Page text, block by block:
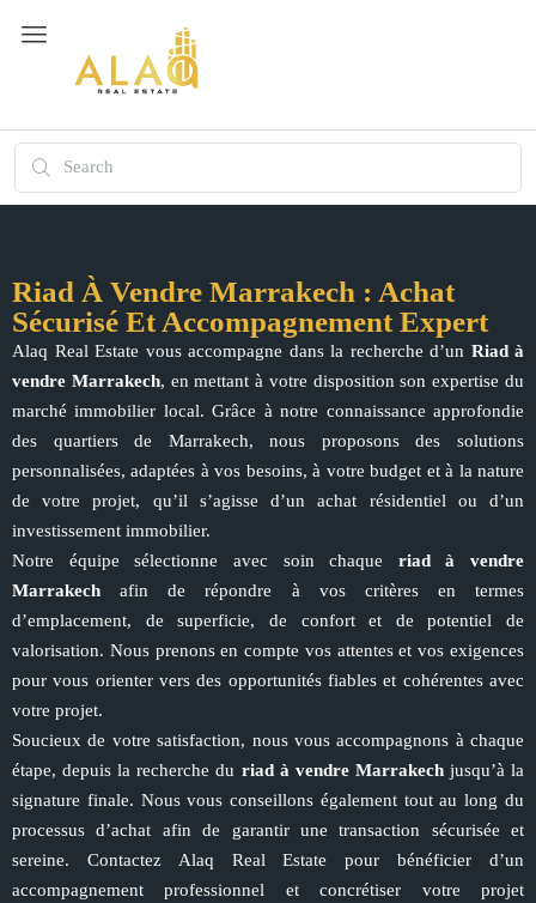
Riad À Vendre Marrakech : Achat
Sécurisé Et Accompagnement Expert
Alaq Real Estate vous accompagne dans la recherche d’un Riad à
vendre Marrakech, en mettant à votre disposition son expertise du
marché immobilier local. Grâce à notre connaissance approfondie
des quartiers de Marrakech, nous proposons des solutions
personnalisées, adaptées à vos besoins, à votre budget et à la nature
de votre projet, qu’il s’agisse d’un achat résidentiel ou d’un
investissement immobilier.
Notre équipe sélectionne avec soin chaque riad à vendre
Marrakech afin de répondre à vos critères en termes
d’emplacement, de superficie, de confort et de potentiel de
valorisation. Nous prenons en compte vos attentes et vos exigences
pour vous orienter vers des opportunités fiables et cohérentes avec
votre projet.
Soucieux de votre satisfaction, nous vous accompagnons à chaque
étape, depuis la recherche du riad à vendre Marrakechjusqu’à la
signature finale. Nous vous conseillons également tout au long du
processus d’achat afin de garantir une transaction sécurisée et
sereine. Contactez Alaq Real Estate pour bénéficier d’un
accompagnement professionnel et concrétiser votre projet